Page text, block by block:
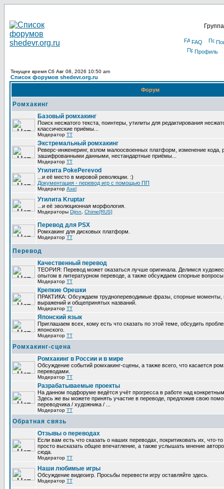
FAQ
Профиль
Текущее время Сб Авг 08, 2026 10:50 am
Список форумов shedevr.org.ru
Форум
Ромхакинг
Базовый ромхакинг
Поиск несжатого текста, поинтеры, утилиты для редактирования
классические приёмы...
Модератор TT
Экстремальный ромхакинг
Реверс-инженеринг, взлом малоосвоенных платформ, изменение кода,
зашифрованными данными, нестандартные приёмы...
Модератор TT
Утилита PokePerevod
...и её место в мировой революции. :)
Документация - перевод игр с помощью ПП
Модератор Axel
Утилита Kruptar
...и её эволюционная морфология.
Модераторы Djinn Chime[RUS]
Перевод для PSX
Ромхакинг для дисковых платформ.
Модератор TT
Перевод
Качественный перевод
ТЕОРИЯ: Перевод может оказаться лучше оригинала. Делимся
опытом в литературном переводе, а также обсуждаем спорные вопросы
Модератор TT
Крепкие Орешки
ПРАКТИКА: Обсуждаем труднопереводимые фразы, спорные моменты,
выражений и общепринятых названий.
Модератор TT
Японский язык
Приглашаем всех, кому есть что сказать по этой теме, обсудить
японского.
Модератор TT
Ромхакинг-сцена
Ромхакинг в России и в мире
Обсуждение событий ромхакинг-сцены, а также всего, что касается
переводами.
Модератор TT
Разрабатываемые проекты
На данном подфоруме ведётся учёт прогресса в работе над
Здесь же вы можете принять участие в переводе, предложив свою
переводчика / художника / ...
Модератор TT
Обратная связь
Отзывы о переводах
Если вам есть что сказать о наших переводах, покритиковать их, что-
просто высказать общее впечатление, а также услышать мнение
сюда.
Модератор TT
Наши любимые игры
Обсуждение видеоигр. Просьбы перевести игру оставляйте здесь.
Модератор TT